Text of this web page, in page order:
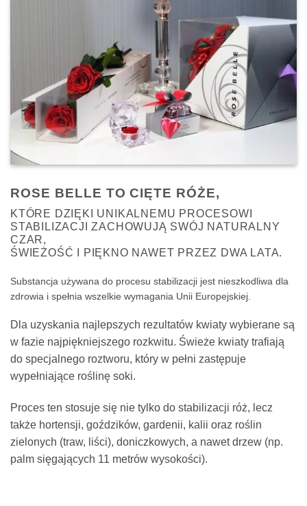
ROSE BELLE TO CIĘTE RÓŻE,
KTÓRE DZIĘKI UNIKALNEMU PROCESOWI
STABILIZACJI ZACHOWUJĄ SWÓJ NATURALNY
CZAR,
ŚWIEŻOŚĆ I PIĘKNO NAWET PRZEZ DWA LATA.
Substancja używana do procesu stabilizacji jest nieszkodliwa dla
zdrowia i spełnia wszelkie wymagania Unii Europejskiej.
Dla uzyskania najlepszych rezultatów kwiaty wybierane są
w fazie najpiękniejszego rozkwitu. Świeże kwiaty trafiają
do specjalnego roztworu, który w pełni zastępuje
wypełniające roślinę soki.
Proces ten stosuje się nie tylko do stabilizacji róż, lecz
także hortensji, goździków, gardenii, kalii oraz roślin
zielonych (traw, liści), doniczkowych, a nawet drzew (np.
palm sięgających 11 metrów wysokości).